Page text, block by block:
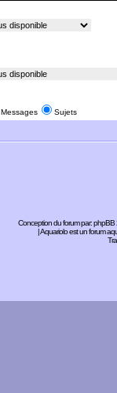
Messages Sujets
Conception du forum par:phpBB
| Aquariolo est un forum